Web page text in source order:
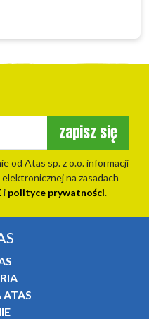
zapisz się
od Atas sp. z o.o. informacji
na zasadach
i polityce prywatności.